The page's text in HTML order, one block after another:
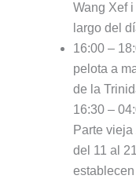
Wang Xef
largo del
16:00 –
pelota a
de la
16:30 –
Parte
del 11 al